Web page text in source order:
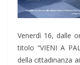
Venerdì 16, dalle
titolo “VIENI A
della cittadinanza